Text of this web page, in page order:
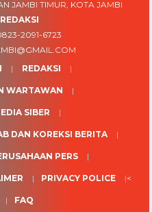
JAMBI TIMUR, KOTA JAMBI
2091-6723
REDAKSI
WARTAWAN
SIBER
DAN KOREKSI BERITA
PERS
PRIVACY POLICE <
FAQ